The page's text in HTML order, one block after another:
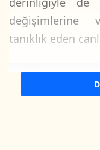
değişimlerine
tanıklık eden